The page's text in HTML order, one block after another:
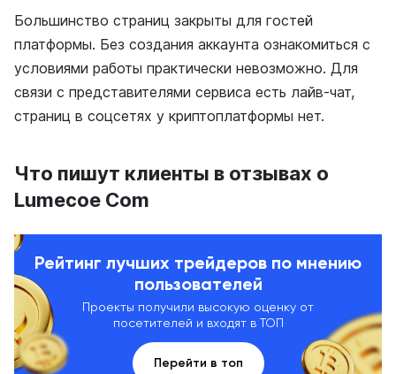
Большинство страниц закрыты для гостей
платформы. Без создания аккаунта ознакомиться с
условиями работы практически невозможно. Для
связи с представителями сервиса есть лайв-чат,
страниц в соцсетях у криптоплатформы нет.
Что пишут клиенты в отзывах о
Lumecoe Com
Рейтинг лучших трейдеров по мнению
пользователей
Проекты получили высокую оценку от
посетителей и входят в ТОП
Перейти в топ